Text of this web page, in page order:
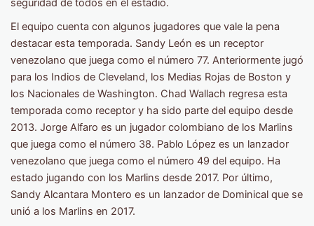
seguridad de todos en el estadio.
El equipo cuenta con algunos jugadores que vale la pena
destacar esta temporada. Sandy León es un receptor
venezolano que juega como el número 77. Anteriormente jugó
para los Indios de Cleveland, los Medias Rojas de Boston y
los Nacionales de Washington. Chad Wallach regresa esta
temporada como receptor y ha sido parte del equipo desde
2013. Jorge Alfaro es un jugador colombiano de los Marlins
que juega como el número 38. Pablo López es un lanzador
venezolano que juega como el número 49 del equipo. Ha
estado jugando con los Marlins desde 2017. Por último,
Sandy Alcantara Montero es un lanzador de Dominical que se
unió a los Marlins en 2017.